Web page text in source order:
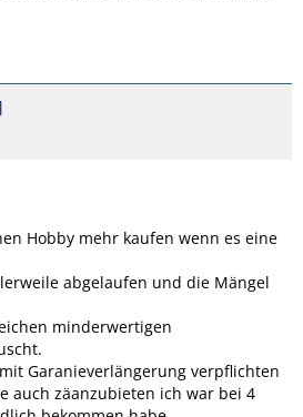
Hobby mehr kaufen wenn es eine
abgelaufen und die Mängel
minderwertigen
Garanieverlängerung verpflichten
auch zäanzubieten ich war bei 4